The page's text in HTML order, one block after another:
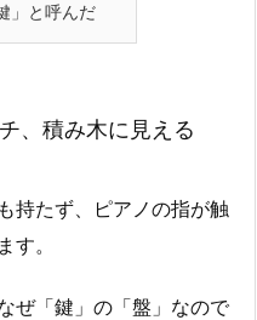
」と呼んだ
、積み木に見える
持たず、ピアノの指が触
す。
ぜ「鍵」の「盤」なので